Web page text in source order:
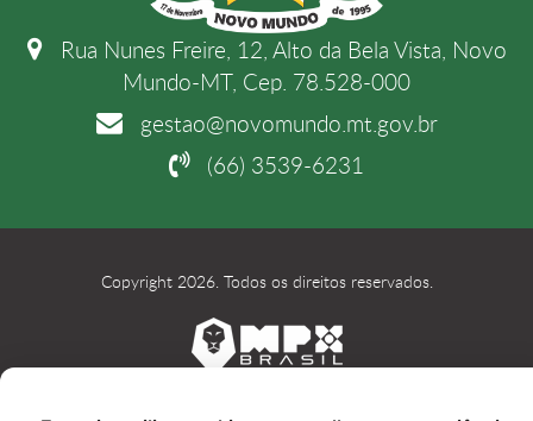
Rua Nunes Freire, 12, Alto da Bela Vista, Novo
Mundo-MT, Cep. 78.528-000
gestao@novomundo.mt.gov.br
(66) 3539-6231
Copyright 2026. Todos os direitos reservados.